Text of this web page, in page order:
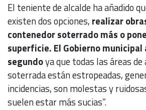
El teniente de alcalde ha añadido
existen dos opciones, realizar
contenedor soterrado más o
superficie. El Gobierno
segundoya que todas las áreas
soterrada están estropeadas,
incidencias, son molestas y
suelen estar más sucias”.